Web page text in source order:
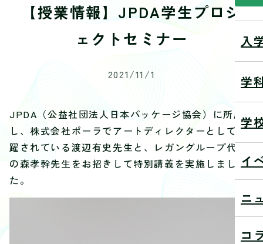
入
学
学
イ
ニ
コ
【授業情報】JPDA学生プロジ
ェクトセミナー
2021/11/1
JPDA（公益社団法人日本パッケージ協会）に所属
し、株式会社ポーラでアートディレクターとして活
躍されている渡辺有史先生と、
レガングループ代表
の森孝幹先生をお招きして特別講義を実施しま し
た。